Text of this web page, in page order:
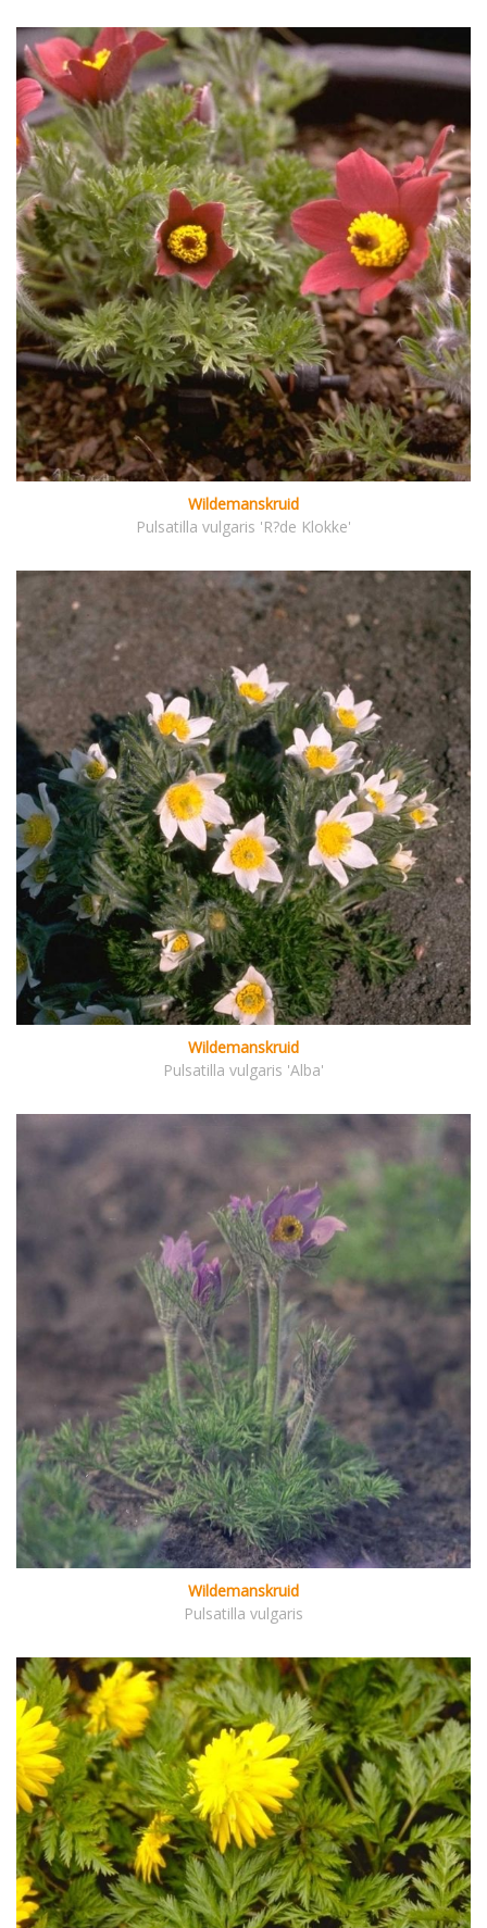
Wildemanskruid
Pulsatilla vulgaris 'R?de Klokke'
Wildemanskruid
Pulsatilla vulgaris 'Alba'
Wildemanskruid
Pulsatilla vulgaris